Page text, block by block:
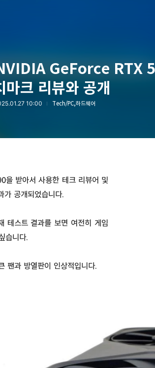
GeForce RTX
마크 리뷰와 공개
10:00 Tech/PC,하드웨어
받아서 사용한 테크 리뷰어 및
가 공개되었습니다.
테스트 결과를 보면 여전히 게임
습니다.
팬과 방열판이 인상적입니다.